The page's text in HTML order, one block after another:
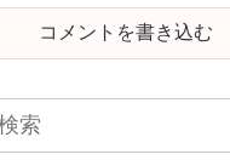
コメントを書き込む